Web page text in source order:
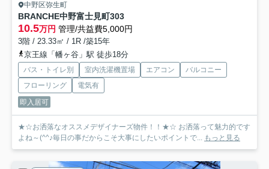
中野区弥生町
BRANCHE中野富士見町303
10.5万円 管理/共益費5,000円
3階 / 23.33㎡ / 1R /築15年
京王線「幡ヶ谷」駅 徒歩18分
バス・トイレ別 室内洗濯機置場 エアコン
バルコニー
フローリング
電気有
即入居可
★☆お洒落なオススメデザイナーズ物件！！★☆ お洒落って魅力的です
よね～(^^♪毎日の事だからこそ大事にしたいポイントで... もっと見る